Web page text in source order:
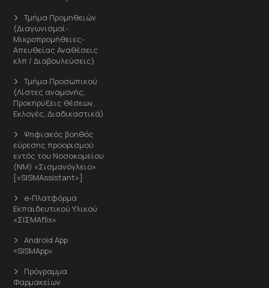
Τμήμα Προμηθειών
(Διαγωνισμοί-
Μικροπρομήθειες-
Απευθείας Αναθέσεις
κλπ / Διαβουλεύσεις)
Τμήμα Προσωπικού
(Λίστες αναμονής,
Προκηρύξεις θέσεων,
Εκλογές, Διαδικαστικά)
Ψηφιακός βοηθός
εύρεσης προορισμού
εντός του Νοσοκομείου
(ΝΜ) «Σισμανόγλειο»
[«SISMAssistant»]
e-Πλατφόρμα
Εκπαιδευτικού Υλικού
«ΣΙΣΜΑflix»
Android App
«SISMApp»
Πρόγραμμα
Φαρμακείων